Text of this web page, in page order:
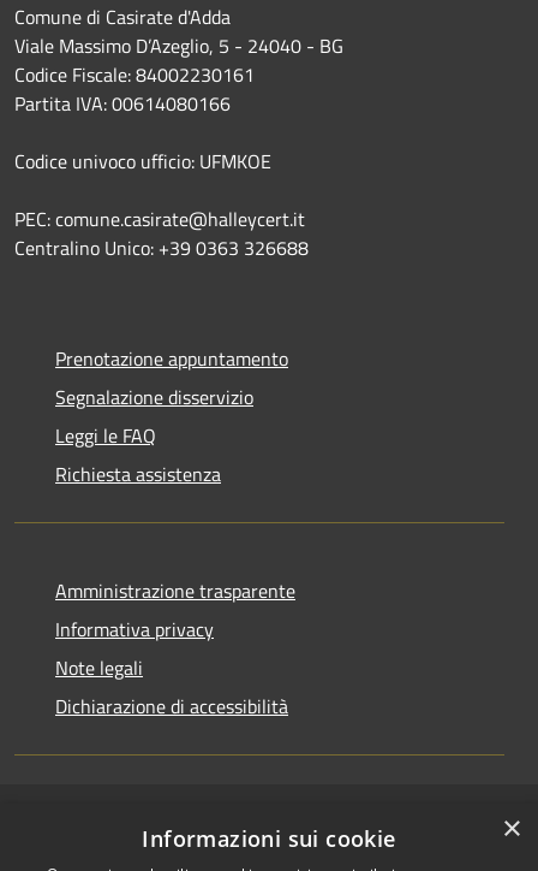
Comune di Casirate d'Adda
Viale Massimo D’Azeglio, 5 - 24040 - BG
Codice Fiscale: 84002230161
Partita IVA: 00614080166
Codice univoco ufficio: UFMKOE
PEC: comune.casirate@halleycert.it
Centralino Unico: +39 0363 326688
Prenotazione appuntamento
Segnalazione disservizio
Leggi le FAQ
Richiesta assistenza
Amministrazione trasparente
Informativa privacy
Note legali
Dichiarazione di accessibilità
Copyright © 2026 • Comune di
Casirate d'Adda • Powered by
×
Informazioni sui cookie